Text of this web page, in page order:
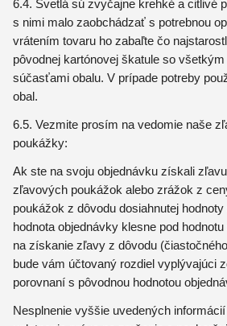
6.4. Svetlá sú zvyčajne krehké a citlivé
s nimi malo zaobchádzať s potrebnou
vrátením tovaru ho zabaľte čo
pôvodnej kartónovej škatule so
súčasťami obalu. V prípade potreby
obal.
6.5. Vezmite prosím na vedomie naše
poukážky:
Ak ste na svoju objednávku získali
zľavových poukážok alebo zrážok z
poukážok z dôvodu dosiahnutej
hodnota objednávky klesne pod
na získanie zľavy z dôvodu
bude vám účtovaný rozdiel vyplývajúci
porovnaní s pôvodnou hodnotou
Nesplnenie vyššie uvedených